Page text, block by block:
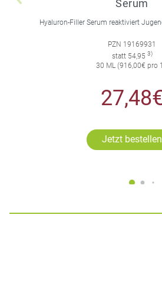
Serum
PZN 19169931
statt 54,95 3)
30 ML (916,00€ pro
Jetzt bestellen